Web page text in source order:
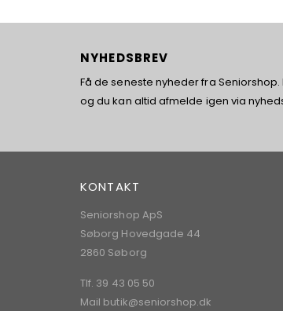
NYHEDSBREV
Få de seneste nyheder fra
og du kan altid afmelde igen via
KONTAKT
Seniorshop ApS
Søborg Hovedgade 44
2860 Søborg
Tlf. 39 43 05 50
Mail butik@seniorshop.dk